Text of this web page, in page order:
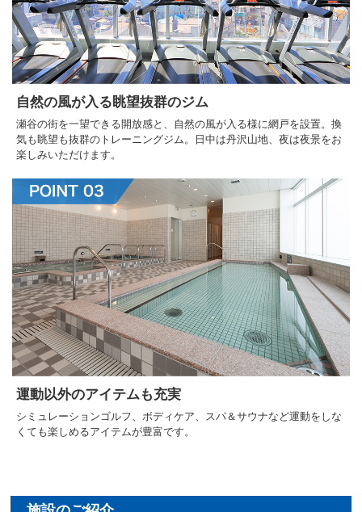
自然の風が入る眺望抜群のジム
瀬谷の街を一望できる開放感と、自然の風が入る様に網戸を設置。換
気も眺望も抜群のトレーニングジム。日中は丹沢山地、夜は夜景をお
楽しみいただけます。
運動以外のアイテムも充実
シミュレーションゴルフ、ボディケア、スパ＆サウナなど運動をしな
くても楽しめるアイテムが豊富です。